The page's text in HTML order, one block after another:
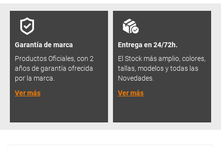
Garantía de marca
Productos Oficiales, con 2
años de garantía ofrecida
por la marca.
Ver más
Entrega en 24/72h.
El Stock más amplio, colores,
tallas, modelos y todas las
Novedades.
Ver más